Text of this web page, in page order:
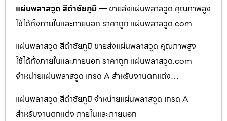
แผ่นพลาสวูด สีดำชัยภูมิ— ขายส่งแผ่นพลาสวูด คุณภาพสูง
ใช้ได้ทั้งภายในและภายนอก ราคาถูก แผ่นพลาสวูด.com
แผ่นพลาสวูด สีดำชัยภูมิ ขายส่งแผ่นพลาสวูด คุณภาพสูง
ใช้ได้ทั้งภายในและภายนอก ราคาถูก แผ่นพลาสวูด.com
จำหน่ายแผ่นพลาสวูด เกรด A สำหรับงานตกแต่ง…
แผ่นพลาสวูด สีดำชัยภูมิ จำหน่ายแผ่นพลาสวูด เกรด A
สำหรับงานตกแต่ง ภายในและภายนอก